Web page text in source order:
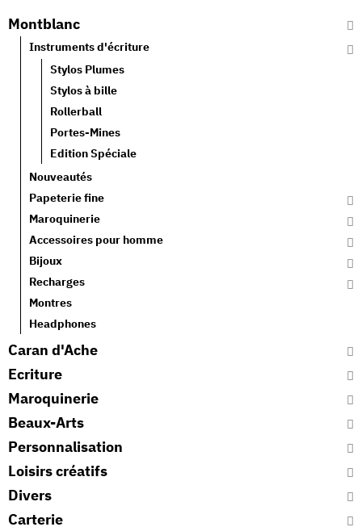
Montblanc
Instruments d'écriture
Stylos Plumes
Stylos à bille
Rollerball
Portes-Mines
Edition Spéciale
Nouveautés
Papeterie fine
Maroquinerie
Accessoires pour homme
Bijoux
Recharges
Montres
Headphones
Caran d'Ache
Ecriture
Maroquinerie
Beaux-Arts
Personnalisation
Loisirs créatifs
Divers
Carterie